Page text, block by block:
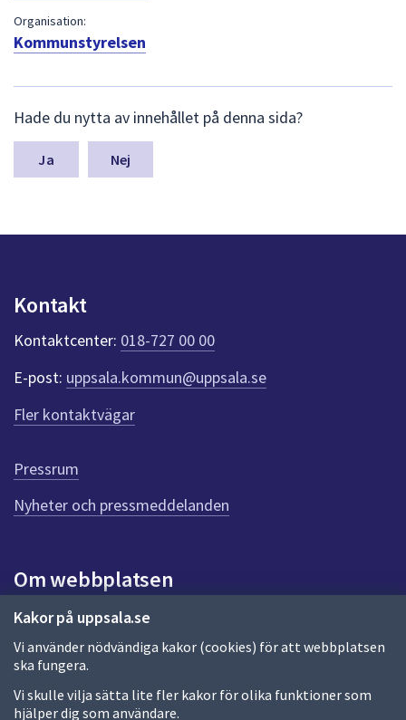
Kakor på uppsala.se
Vi använder nödvändiga kakor (cookies) för att webbplatsen
ska fungera.
Vi skulle vilja sätta lite fler kakor för olika funktioner som
hjälper dig som användare.
Organisation:
Kommunstyrelsen
ä
m
a
n
k
t
e
r
f
ö
r
e
n
n
a
d
a
Hade du nytta av innehållet på denna sida?
Nej
Kontakt
Kontaktcenter: 018-727 00 00
E-post: uppsala.kommun@uppsala.se
Fler kontaktvägar
Pressrum
Nyheter och pressmeddelanden
Om webbplatsen
Om webbplatsen
Allmänna handlingar och diarium
Behandling av personuppgifter